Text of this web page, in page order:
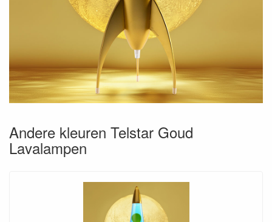
Andere kleuren Telstar Goud
Lavalampen